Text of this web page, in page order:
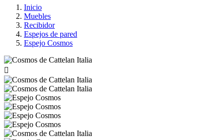
Inicio
Muebles
Recibidor
Espejos de pared
Espejo Cosmos
